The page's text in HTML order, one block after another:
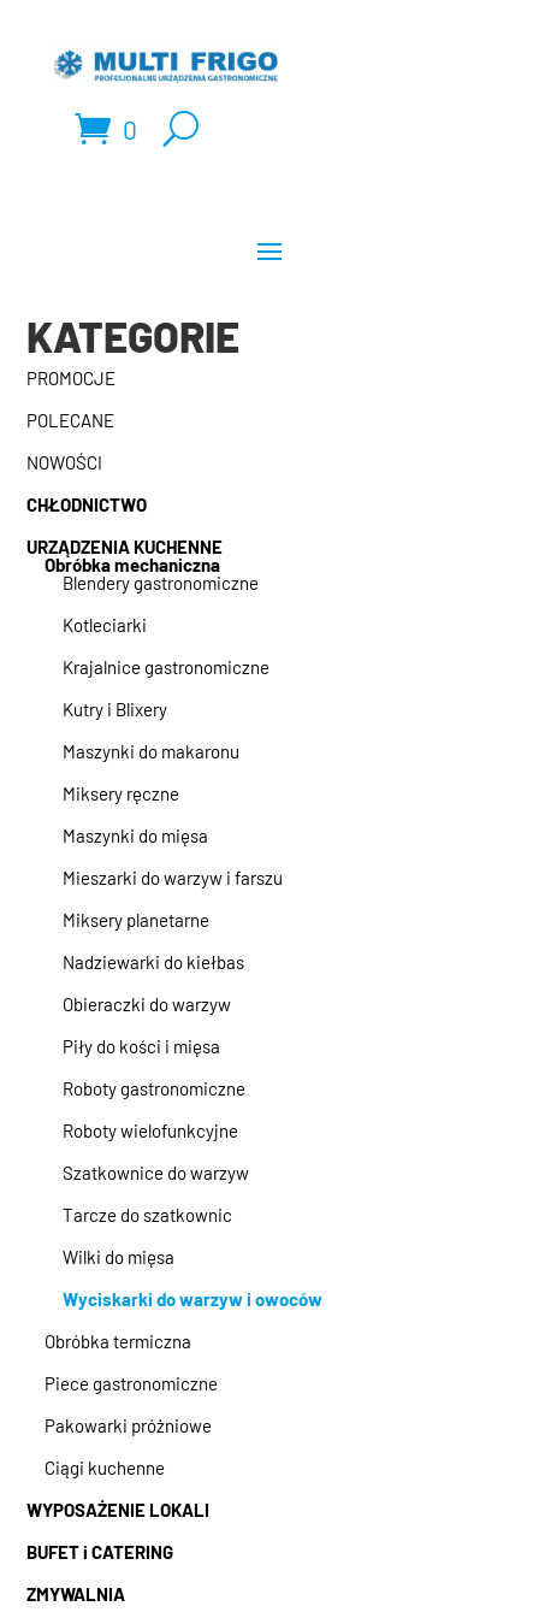
0
KATEGORIE
PROMOCJE
POLECANE
NOWOŚCI
CHŁODNICTWO
URZĄDZENIA KUCHENNE
Obróbka mechaniczna
Blendery gastronomiczne
Kotleciarki
Krajalnice gastronomiczne
Kutry i Blixery
Maszynki do makaronu
Miksery ręczne
Maszynki do mięsa
Mieszarki do warzyw i farszu
Miksery planetarne
Nadziewarki do kiełbas
Obieraczki do warzyw
Piły do kości i mięsa
Roboty gastronomiczne
Roboty wielofunkcyjne
Szatkownice do warzyw
Tarcze do szatkownic
Wilki do mięsa
Wyciskarki do warzyw i owoców
Obróbka termiczna
Piece gastronomiczne
Pakowarki próżniowe
Ciągi kuchenne
WYPOSAŻENIE LOKALI
BUFET i CATERING
ZMYWALNIA